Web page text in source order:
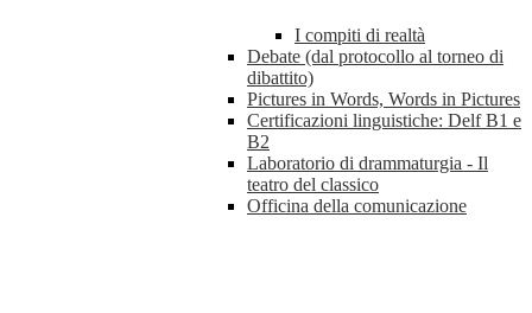
I compiti di realtà
Debate (dal protocollo al torneo di
dibattito)
Pictures in Words, Words in Pictures
Certificazioni linguistiche: Delf B1 e
B2
Laboratorio di drammaturgia - Il
teatro del classico
Officina della comunicazione